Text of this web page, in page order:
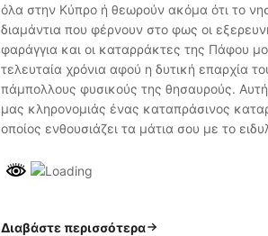
όλα στην Κύπρο ή θεωρούν ακόμα ότι το
διαμάντια που φέρνουν στο φως οι
φαράγγια και οι καταρράκτες της Πάφου
τελευταία χρόνια αφού η δυτική επαρχία
πάμπολλους φυσικούς της θησαυρούς.
μας κληρονομιάς ένας καταπράσινος
οποίος ενθουσιάζει τα μάτια σου με το
Διαβάστε περισσότερα